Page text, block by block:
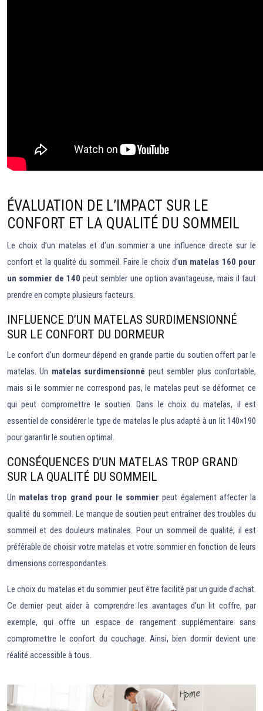
ÉVALUATION DE L’IMPACT SUR LE
CONFORT ET LA QUALITÉ DU SOMMEIL
Le choix d’un matelas et d’un sommier a une influence directe sur le
confort et la qualité du sommeil. Faire le choix d’un matelas 160 pour
un sommier de 140 peut sembler une option avantageuse, mais il faut
prendre en compte plusieurs facteurs.
INFLUENCE D’UN MATELAS SURDIMENSIONNÉ
SUR LE CONFORT DU DORMEUR
Le confort d’un dormeur dépend en grande partie du soutien offert par le
matelas. Un matelas surdimensionné peut sembler plus confortable,
mais si le sommier ne correspond pas, le matelas peut se déformer, ce
qui peut compromettre le soutien. Dans le choix du matelas, il est
essentiel de considérer le type de matelas le plus adapté à un lit 140×190
pour garantir le soutien optimal.
CONSÉQUENCES D’UN MATELAS TROP GRAND
SUR LA QUALITÉ DU SOMMEIL
Un matelas trop grand pour le sommier peut également affecter la
qualité du sommeil. Le manque de soutien peut entraîner des troubles du
sommeil et des douleurs matinales. Pour un sommeil de qualité, il est
préférable de choisir votre matelas et votre sommier en fonction de leurs
dimensions correspondantes.
Le choix du matelas et du sommier peut être facilité par un guide d’achat.
Ce dernier peut aider à comprendre les avantages d’un lit coffre, par
exemple, qui offre un espace de rangement supplémentaire sans
compromettre le confort du couchage. Ainsi, bien dormir devient une
réalité accessible à tous.